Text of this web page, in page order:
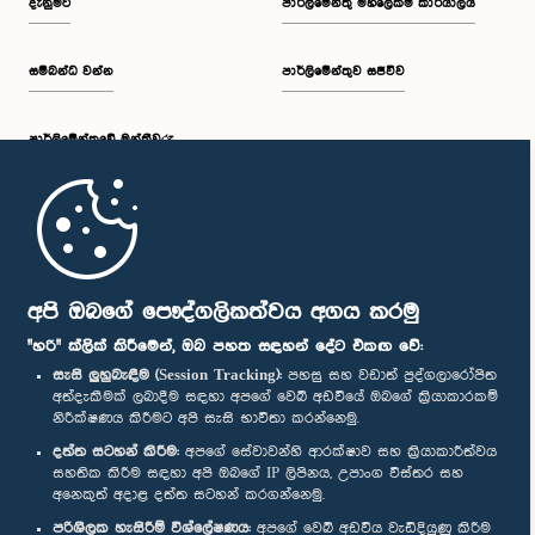
අපි ඔබගේ පෞද්ගලිකත්වය අගය කරමු
"හරි" ක්ලික් කිරීමෙන්, ඔබ පහත සඳහන් දේට එකඟ වේ:
සැසි ලුහුබැඳීම (Session Tracking): පහසු සහ වඩාත් පුද්ගලාරෝපිත
අත්දැකීමක් ලබාදීම සඳහා අපගේ වෙබ් අඩවියේ ඔබගේ ක්‍රියාකාරකම්
නිරීක්ෂණය කිරීමට අපි සැසි භාවිතා කරන්නෙමු.
දත්ත සටහන් කිරීම: අපගේ සේවාවන්හි ආරක්ෂාව සහ ක්‍රියාකාරීත්වය
සහතික කිරීම සඳහා අපි ඔබගේ IP ලිපිනය, උපාංග විස්තර සහ
අනෙකුත් අදාළ දත්ත සටහන් කරගන්නෙමු.
පරිශීලක හැසිරීම් විශ්ලේෂණය: අපගේ වෙබ් අඩවිය වැඩිදියුණු කිරීම
දැනුමට
සම්බන්ධ වන්න
පාර්ලි‌මේන්තුවේ මන්ත්‍රීවරු
මුල් පිටුව
පාර්ලිමේන්තු මහලේකම් කාර්යාලය
පාර්ලිමේන්තුව සජීවීව
පාර්ලිමේන්තු ජංගම යෙදුම
අප හා සම්බන්ධ වී සිටින්න :
සම්මාන